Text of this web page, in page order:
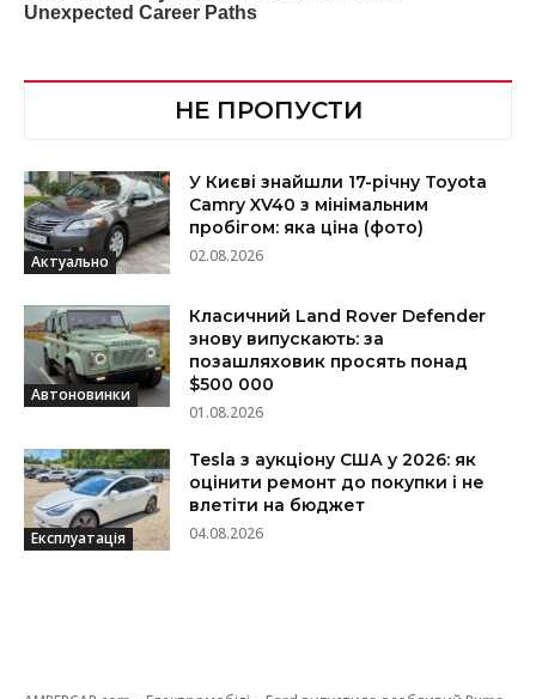
НЕ ПРОПУСТИ
Актуально
У Києві знайшли 17-річну Toyota
Camry XV40 з мінімальним
пробігом: яка ціна (фото)
02.08.2026
Автоновинки
Класичний Land Rover Defender
знову випускають: за
позашляховик просять понад
$500 000
01.08.2026
Експлуатація
Tesla з аукціону США у 2026: як
оцінити ремонт до покупки і не
влетіти на бюджет
04.08.2026